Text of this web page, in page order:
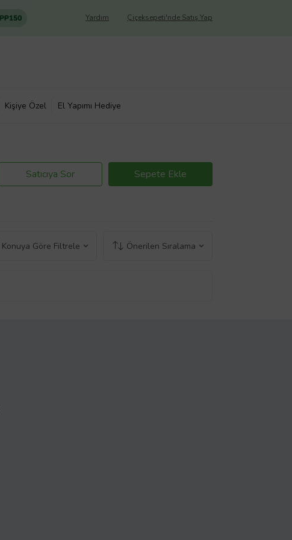
Çiçeksepeti'nde Satış Yap
Yardım
Kişiye Özel El Yapımı Hediye
Satıcıya Sor Sepete Ekle
Konuya Göre Filtrele Önerilen Sıralama